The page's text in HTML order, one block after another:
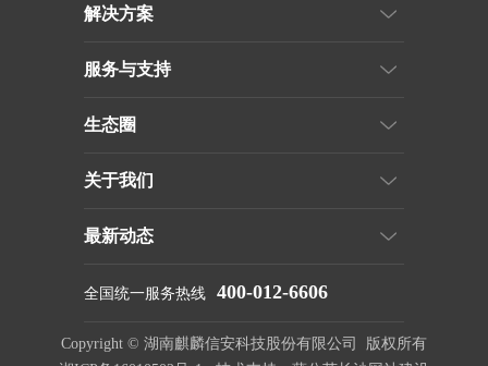
解决方案
服务与支持
生态圈
关于我们
最新动态
全国统一服务热线 400-012-6606
Copyright © 湖南麒麟信安科技股份有限公司 版权所有